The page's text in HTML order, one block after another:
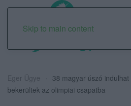
Skip to main content
Eger Ügye
38 magyar úszó
bekerültek az olimpiai csapatba